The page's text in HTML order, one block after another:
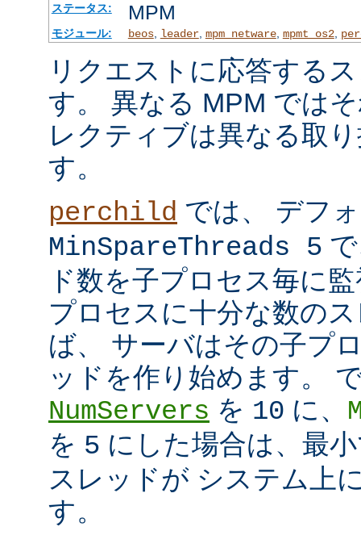
ステータス: MPM
モジュール: beos, leader, mpm_netware, mpmt_os2,
リクエストに応答する
す。 異なる MPM では
レクティブは異なる取
す。
perchild では、 デフ
MinSpareThreads 5
ド数を子プロセス毎に
プロセスに十分な数の
ば、 サーバはその子プ
ッドを作り始めます。
NumServers を 10 に、
を 5 にした場合は、最
スレッドが システム上
す。